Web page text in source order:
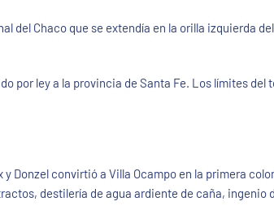
Chaco que se extendía en la orilla izquierda
por ley a la provincia de Santa Fe. Los límites
Donzel convirtió a Villa Ocampo en la primera
destilería de agua ardiente de caña,